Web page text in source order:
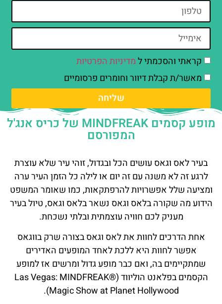
קראתי והסכמתי למדיניות הפרטיות
מאשר/ת קבלת דיוור וחומרים פרסומיים
שליחה
מופע קסמים MINDFREAK של כריס אנג'ל
המפורסם
בעיר לאס וגאס עושים הכל ובגדול, זוהי עיר שלא עוצרת
לרגע זה לא משנה עם זה יום או לילה כל הזמן העיר ערה
ומציעה שלל אפשרויות להרפתקאות, כמו שאומר המשפט
הידוע מה שקורה בלאס וגאס נשאר בלאס וגאס, טיול בעיר
מעניק לכם חוויה עוצמתית ובלתי נשכחת.
אחת הדרכים לחוות את לאס וגאס בצורה שרק בווגאס
אפשר לחוות היא ללכת לאחד המופעים האדירים
שמתקיימים בה, ואם כבר מופע גדול ומרשים אז למופע
הקסמים בפלאנט הוליווד (Las Vegas: MINDFREAK®
Magic Show at Planet Hollywood).